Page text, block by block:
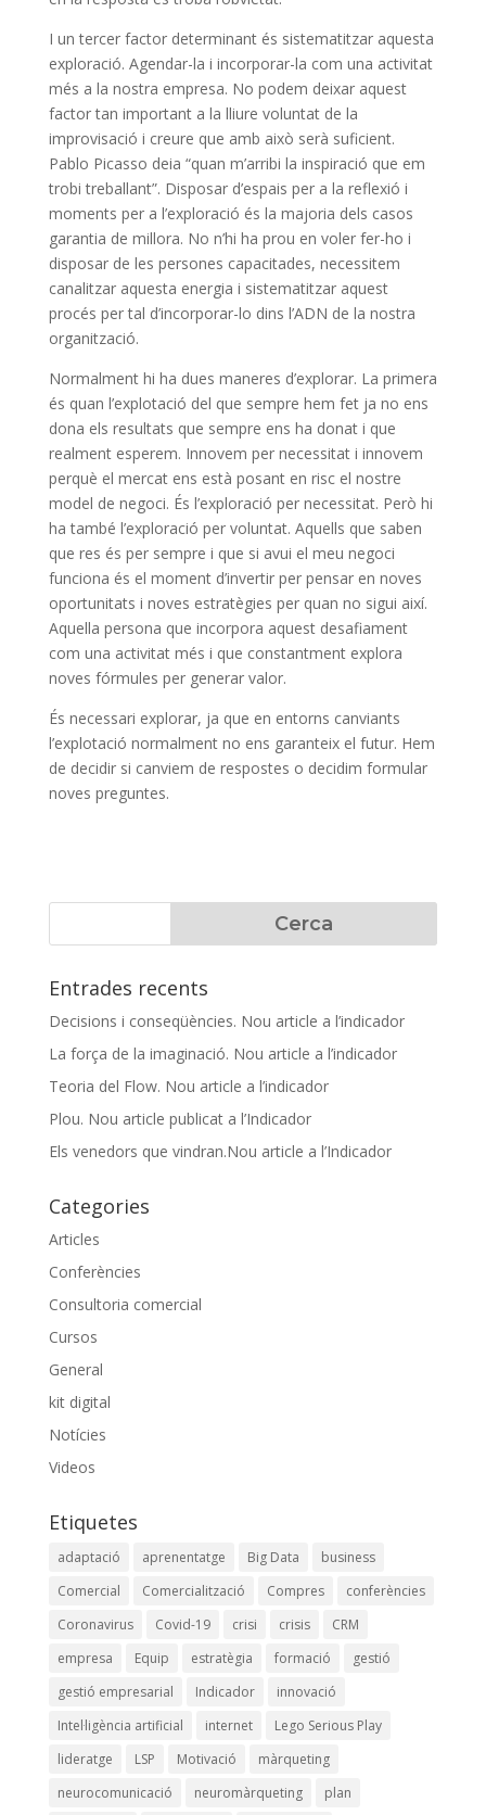
I un tercer factor determinant és sistematitzar aquesta
exploració. Agendar-la i incorporar-la com una activitat
més a la nostra empresa. No podem deixar aquest
factor tan important a la lliure voluntat de la
improvisació i creure que amb això serà suficient.
Pablo Picasso deia “quan m’arribi la inspiració que em
trobi treballant”. Disposar d’espais per a la reflexió i
moments per a l’exploració és la majoria dels casos
garantia de millora. No n’hi ha prou en voler fer-ho i
disposar de les persones capacitades, necessitem
canalitzar aquesta energia i sistematitzar aquest
procés per tal d’incorporar-lo dins l’ADN de la nostra
organització.
Normalment hi ha dues maneres d’explorar. La primera
és quan l’explotació del que sempre hem fet ja no ens
dona els resultats que sempre ens ha donat i que
realment esperem. Innovem per necessitat i innovem
perquè el mercat ens està posant en risc el nostre
model de negoci. És l’exploració per necessitat. Però hi
ha també l’exploració per voluntat. Aquells que saben
que res és per sempre i que si avui el meu negoci
funciona és el moment d’invertir per pensar en noves
oportunitats i noves estratègies per quan no sigui així.
Aquella persona que incorpora aquest desafiament
com una activitat més i que constantment explora
noves fórmules per generar valor.
És necessari explorar, ja que en entorns canviants
l’explotació normalment no ens garanteix el futur. Hem
de decidir si canviem de respostes o decidim formular
noves preguntes.
Entrades recents
Decisions i conseqüències. Nou article a l’indicador
La força de la imaginació. Nou article a l’indicador
Teoria del Flow. Nou article a l’indicador
Plou. Nou article publicat a l’Indicador
Els venedors que vindran.Nou article a l’Indicador
Categories
Articles
Conferències
Consultoria comercial
Cursos
General
kit digital
Notícies
Videos
Etiquetes
adaptació aprenentatge Big Data
business
Comercial
Comercialització Compres
conferències
Coronavirus
Covid-19 crisi crisis
CRM
empresa
Equip estratègia formació
gestió
gestió empresarial
Indicador
innovació
Intel·ligència artificial
internet
Lego Serious Play
lideratge
LSP Motivació
màrqueting
neurocomunicació
neuromàrqueting plan